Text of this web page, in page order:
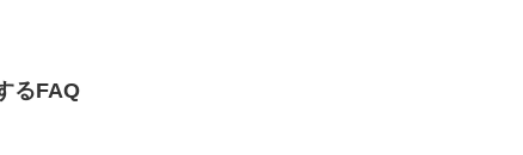
るFAQ